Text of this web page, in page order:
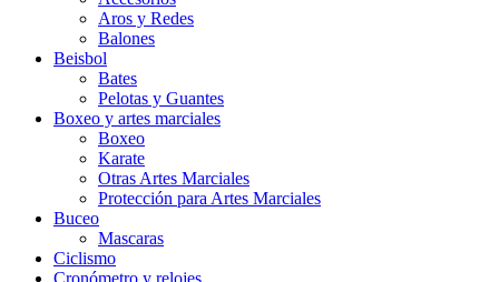
Aros y Redes
Balones
Beisbol
Bates
Pelotas y Guantes
Boxeo y artes marciales
Boxeo
Karate
Otras Artes Marciales
Protección para Artes Marciales
Buceo
Mascaras
Ciclismo
Cronómetro y relojes